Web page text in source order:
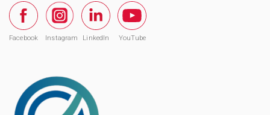
Facebook Instagram LinkedIn YouTube